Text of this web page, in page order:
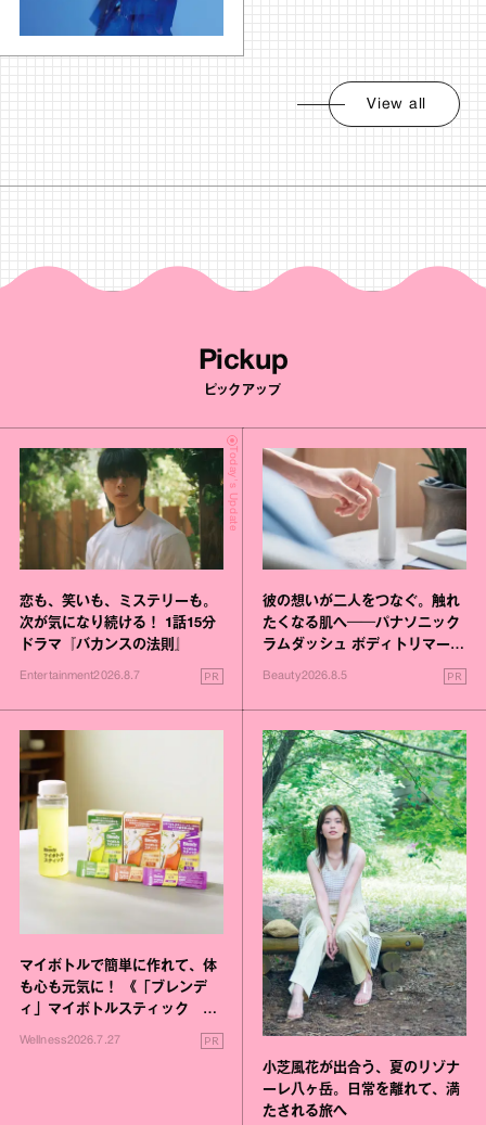
View all
Pickup
ピックアップ
Today's Update
恋も、笑いも、ミステリーも。
次が気になり続ける！ 1話15分
ドラマ『バカンスの法則』
Entertainment2026.8.7 PR
彼の想いが二人をつなぐ。触れ
たくなる肌へ──パナソニック
ラムダッシュ ボディトリマーが
進化！
Beauty2026.8.5 PR
マイボトルで簡単に作れて、体
も心も元気に！ 《「ブレンデ
ィ」マイボトルスティック い
いこと毎日》シリーズが誕生
Wellness2026.7.27 PR
小芝風花が出合う、夏のリゾナ
ーレ八ヶ岳。日常を離れて、満
たされる旅へ